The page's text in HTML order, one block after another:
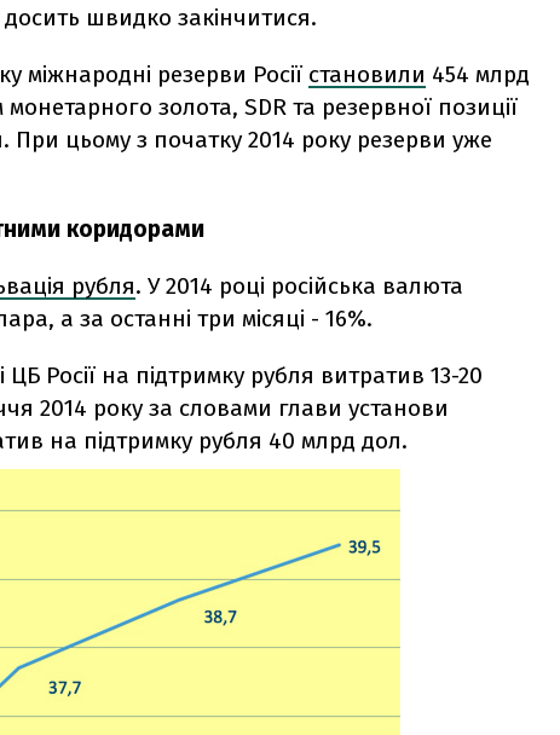
швидко закінчитися.
міжнародні резерви Росії становили 454 млрд
золота, SDR та резервної позиції
цьому з початку 2014 року резерви уже
коридорами
рубля. У 2014 році російська валюта
а за останні три місяці - 16%.
Росії на підтримку рубля витратив 13-20
2014 року за словами глави установи
на підтримку рубля 40 млрд дол.